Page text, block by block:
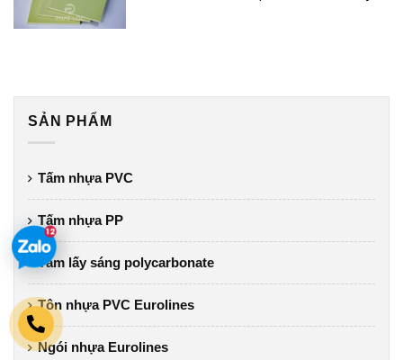
SẢN PHẨM
Tấm nhựa PVC
Tấm nhựa PP
Tấm lấy sáng polycarbonate
Tôn nhựa PVC Eurolines
Ngói nhựa Eurolines